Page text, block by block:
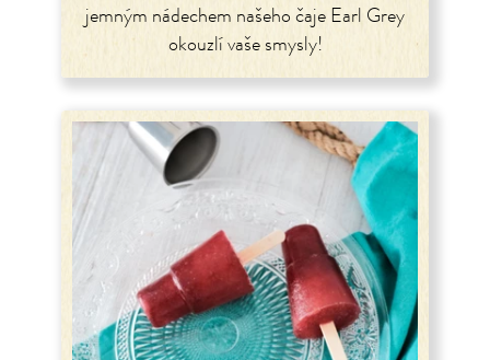
jemným nádechem našeho čaje Earl Grey
okouzlí vaše smysly!